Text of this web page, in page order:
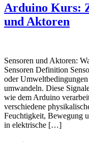
Arduino Kurs:
und Aktoren
Sensoren und Aktoren:
Sensoren Definition
oder
umwandeln. Diese
wie dem Arduino
verschiedene
Feuchtigkeit, Bewegung
in elektrische […]